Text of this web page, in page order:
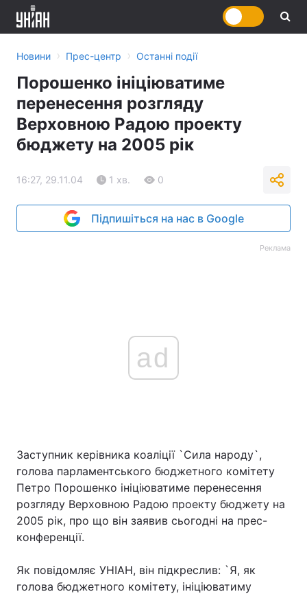
Новини › Прес-центр › Останні події
Порошенко ініціюватиме
перенесення розгляду
Верховною Радою проекту
бюджету на 2005 рік
16:27, 29.11.04 1 хв. 0
Підпишіться на нас в Google
Реклама
ad
Заступник керівника коаліції `Сила народу`,
голова парламентського бюджетного комітету
Петро Порошенко ініціюватиме перенесення
розгляду Верховною Радою проекту бюджету на
2005 рік, про що він заявив сьогодні на прес-
конференції.
Як повідомляє УНІАН, він підкреслив: `Я, як
голова бюджетного комітету, ініціюватиму